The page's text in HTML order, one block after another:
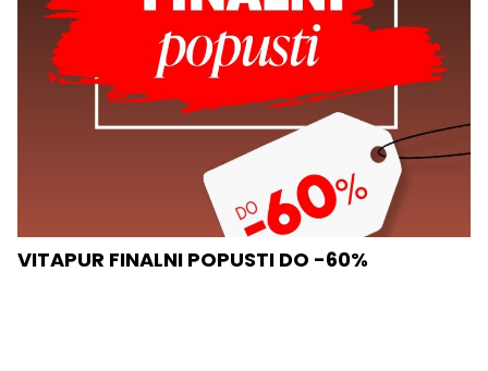
VITAPUR FINALNI POPUSTI DO -60%